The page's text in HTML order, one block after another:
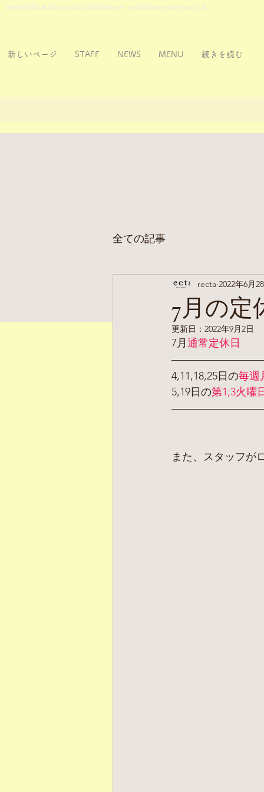
京都伏見稲荷の美容院recta(京阪伏見稲荷駅徒歩5分・JR稲荷駅徒歩2分)駐車場5台完備
新しいページ STAFF NEWS MENU 続きを読む
全ての記事
7月の定
recta 2022年6月
更新日： 2022年9月2日
7月通常定休日
4,11,18,25日の毎週
5,19日の第1,3火曜
また、スタッフが